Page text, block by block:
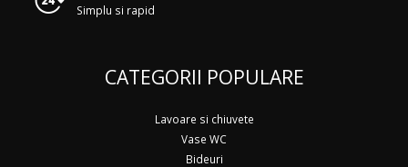
Simplu si rapid
CATEGORII POPULARE
Lavoare si chiuvete
Vase WC
Bideuri